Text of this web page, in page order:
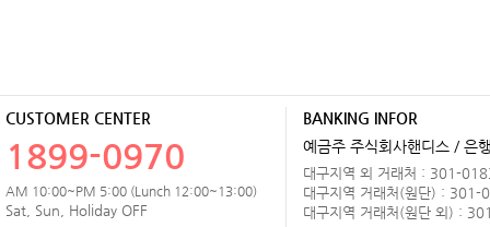
CUSTOMER CENTER
1899-0970
AM 10:00~PM 5:00 (Lunch 12:00~13:00)
Sat, Sun, Holiday OFF
BANKING INFOR
예금주 주식회사핸디스 / 은
대구지역 외 거래처 : 301-
대구지역 거래처(원단) :
대구지역 거래처(원단 외) :